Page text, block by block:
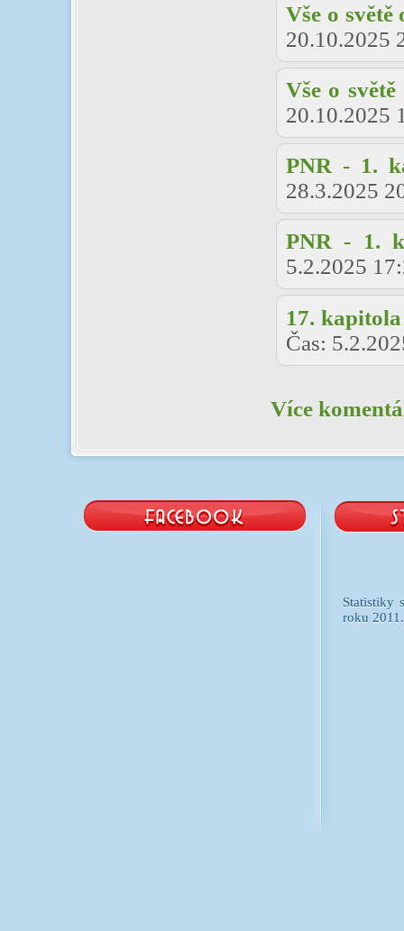
Vše o světě
20.10.2025
Vše o světě
20.10.2025
PNR - 1.
28.3.2025
PNR - 1.
5.2.2025
17.
Čas:
Více
Statistiky
roku 2011.